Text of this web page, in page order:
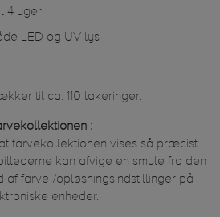
4 uger
LED og UV lys
til ca. 110 lakeringer.
:
farvekollektionen vises så præcist
kan afvige en smule fra den
af farve-/opløsningsindstillinger på
enheder.